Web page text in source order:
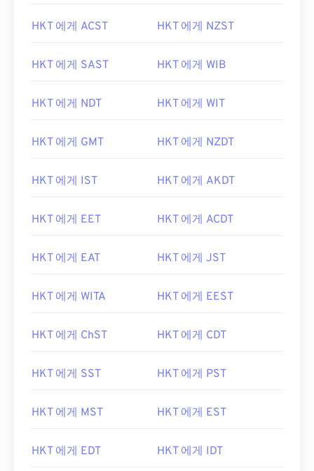
HKT 에게 ACST HKT 에게 NZST
HKT 에게 SAST HKT 에게 WIB
HKT 에게 NDT HKT 에게 WIT
HKT 에게 GMT HKT 에게 NZDT
HKT 에게 IST HKT 에게 AKDT
HKT 에게 EET HKT 에게 ACDT
HKT 에게 EAT HKT 에게 JST
HKT 에게 WITA HKT 에게 EEST
HKT 에게 ChST HKT 에게 CDT
HKT 에게 SST HKT 에게 PST
HKT 에게 MST HKT 에게 EST
HKT 에게 EDT HKT 에게 IDT